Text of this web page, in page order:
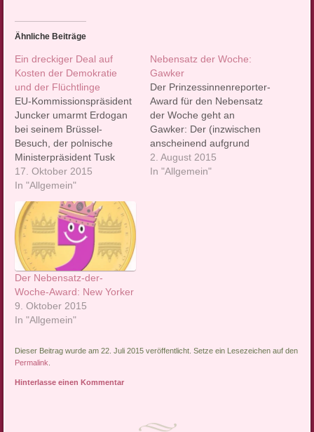
Ähnliche Beiträge
Ein dreckiger Deal auf
Kosten der Demokratie
und der Flüchtlinge
EU-Kommissionspräsident
Juncker umarmt Erdogan
bei seinem Brüssel-
Besuch, der polnische
Ministerpräsident Tusk
nennt die Türkei „der beste
Partner“ für die
Europäische Union – die
Türkei unter der AKP-
Regierung kann sich
derzeit vor Nettigkeiten
aus Europa kaum retten.
Während zwischen Brüssel
und Ankara gute Stimmung
herrscht, ziehen woanders
dunkle Wolken auf. Von…
17. Oktober 2015
In "Allgemein"
Nebensatz der Woche:
Gawker
Der Prinzessinnenreporter-
Award für den Nebensatz
der Woche geht an
Gawker: Der (inzwischen
anscheinend aufgrund
neuester
Verwandtschaftsentwicklungen
2. August 2015
In "Allgemein"
Der Nebensatz-der-
Woche-Award: New Yorker
9. Oktober 2015
In "Allgemein"
Dieser Beitrag wurde am 22. Juli 2015 veröffentlicht. Setze ein Lesezeichen auf den
Permalink
Hinterlasse einen Kommentar